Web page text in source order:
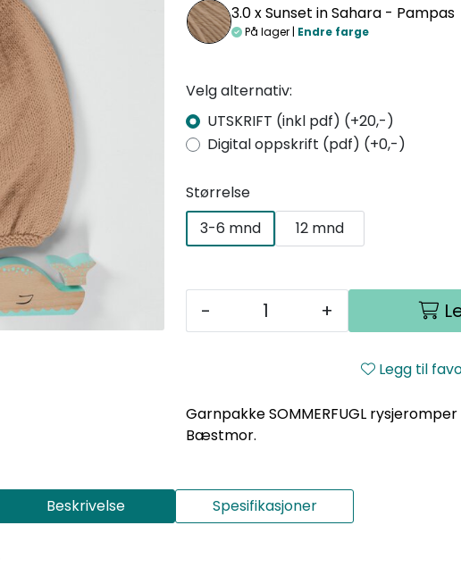
3.0 xSunset in Sahara - Pampas
På lager | Endre farge
Velg alternativ:
UTSKRIFT (inkl pdf) (+20,-)
Digital oppskrift (pdf) (+0,-)
Størrelse
3-6 mnd
12 mnd
- +
Legg til
Garnpakke SOMMERFUGL
Bæstmor.
Beskrivelse Spesifikasjoner